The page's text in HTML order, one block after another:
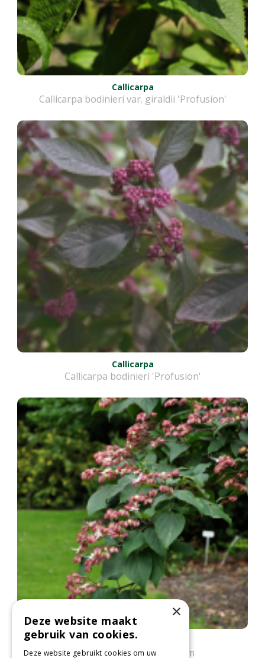
Callicarpa
Callicarpa bodinieri var. giraldii 'Profusion'
Callicarpa
Callicarpa bodinieri 'Profusion'
Kansenboom
Clerodendrum trichotomum
×
Deze website maakt
gebruik van cookies.
Deze website gebruikt cookies om uw